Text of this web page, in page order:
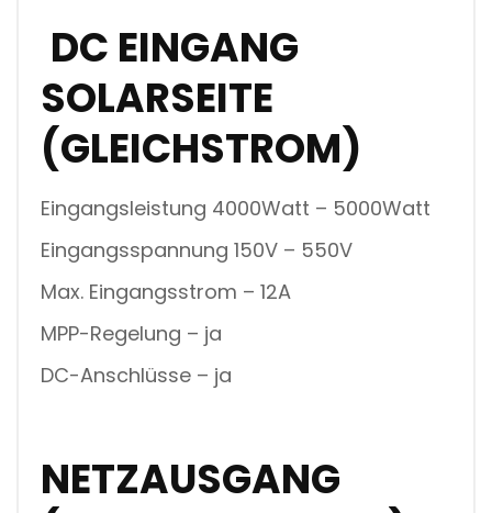
DC EINGANG
SOLARSEITE
(GLEICHSTROM)
Eingangsleistung 4000Watt – 5000Watt
Eingangsspannung 150V – 550V
Max. Eingangsstrom – 12A
MPP-Regelung – ja
DC-Anschlüsse – ja
NETZAUSGANG